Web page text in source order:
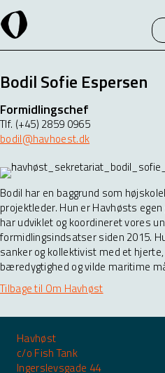
Bodil Sofie Espersen
Formidlingschef
Tlf. (+45) 2859 0965
bodil@havhoest.dk
Bodil har en baggrund som
projektleder. Hun er Havhøsts
har udviklet og koordineret vores
formidlingsindsatser siden 2015.
sanker og kollektivist med et
bæredygtighed og vilde maritime
Tilbage til Om Havhøst
Havhøst
c/o Fish Tank
Ingerslevsgade 44